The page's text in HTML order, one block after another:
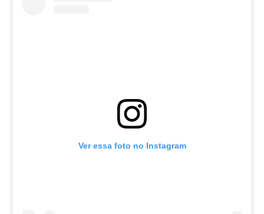
Ver essa foto no Instagram